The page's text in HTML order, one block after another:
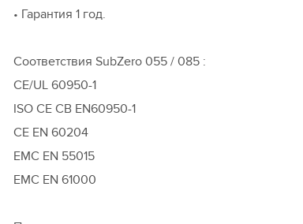
• Гарантия 1 год.
Соответствия SubZero 055 / 085 :
CE/UL 60950-1
ISO CE CB EN60950-1
CE EN 60204
EMC EN 55015
EMC EN 61000